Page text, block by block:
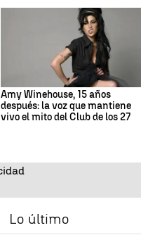
Amy Winehouse, 15 años
después: la voz que mantiene
vivo el mito del Club de los 27
Lo último